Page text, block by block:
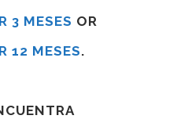
3 MESES OR
12 MESES.